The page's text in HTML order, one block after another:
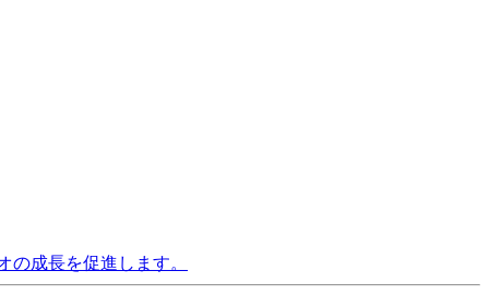
成長を促進します。